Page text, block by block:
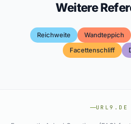
Weitere
Reichweite Wandteppich
Facettenschliff
URL9.DE